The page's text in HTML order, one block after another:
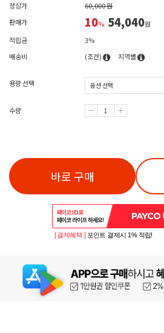
정상가
60,000 원
판매가
10% 54,040원
적립금
3%
배송비
(조건) 지역별
용량 선택
수량
바로 구매
[ 결제혜택 ] 포인트 결제시 1% 적립!